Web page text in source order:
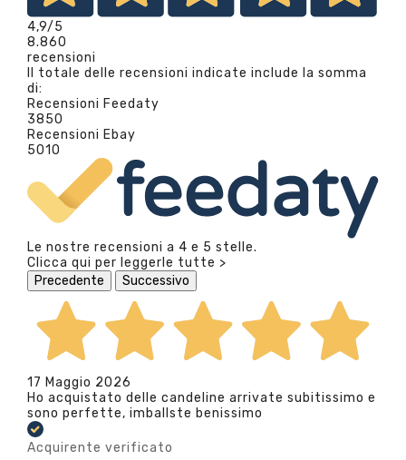
4,9/5
8.860
recensioni
Il totale delle recensioni indicate include la somma
di:
Recensioni Feedaty
3850
Recensioni Ebay
5010
Le nostre recensioni a 4 e 5 stelle.
Clicca qui per leggerle tutte >
Precedente
Successivo
17 Maggio 2026
Ho acquistato delle candeline arrivate subitissimo e
sono perfette, imballste benissimo
Acquirente verificato